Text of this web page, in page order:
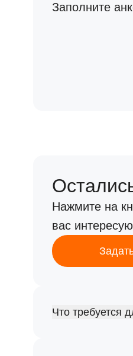
Заполните
Нажмите на
вас
Что требуется